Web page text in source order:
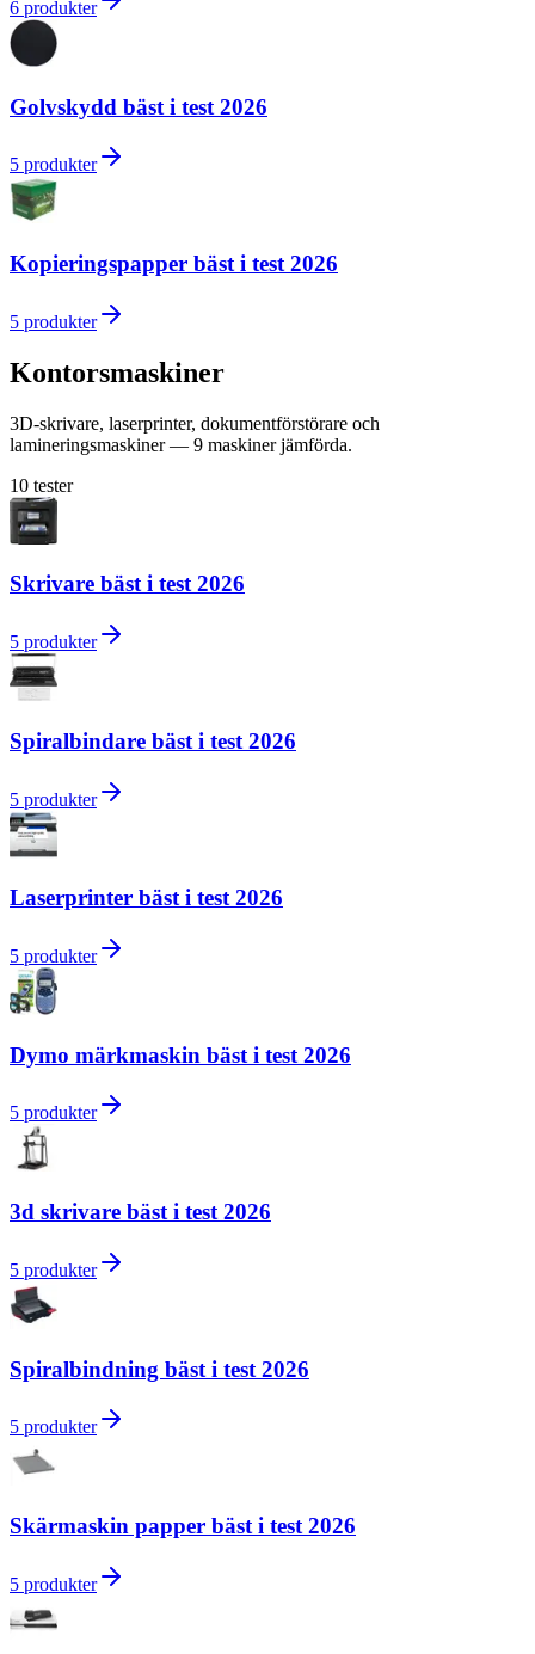
6 produkter
Golvskydd bäst i test 2026
5 produkter
Kopieringspapper bäst i test 2026
5 produkter
Kontorsmaskiner
3D-skrivare, laserprinter, dokumentförstörare och
lamineringsmaskiner — 9 maskiner jämförda.
10 tester
Skrivare bäst i test 2026
5 produkter
Spiralbindare bäst i test 2026
5 produkter
Laserprinter bäst i test 2026
5 produkter
Dymo märkmaskin bäst i test 2026
5 produkter
3d skrivare bäst i test 2026
5 produkter
Spiralbindning bäst i test 2026
5 produkter
Skärmaskin papper bäst i test 2026
5 produkter